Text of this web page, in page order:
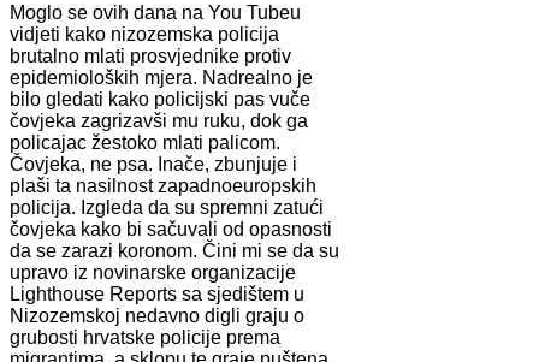
Moglo se ovih dana na You Tubeu
vidjeti kako nizozemska policija
brutalno mlati prosvjednike protiv
epidemioloških mjera. Nadrealno je
bilo gledati kako policijski pas vuče
čovjeka zagrizavši mu ruku, dok ga
policajac žestoko mlati palicom.
Čovjeka, ne psa. Inače, zbunjuje i
plaši ta nasilnost zapadnoeuropskih
policija. Izgleda da su spremni zatući
čovjeka kako bi sačuvali od opasnosti
da se zarazi koronom. Čini mi se da su
upravo iz novinarske organizacije
Lighthouse Reports sa sjedištem u
Nizozemskoj nedavno digli graju o
grubosti hrvatske policije prema